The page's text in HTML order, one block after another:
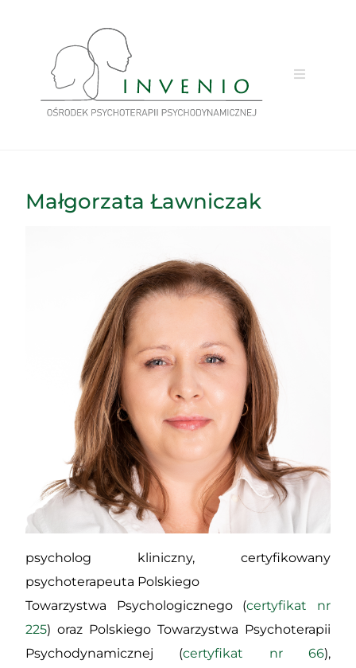
Małgorzata Ławniczak
psycholog kliniczny, certyfikowany
psychoterapeuta Polskiego
Towarzystwa Psychologicznego (certyfikat nr
225) oraz Polskiego Towarzystwa Psychoterapii
Psychodynamicznej (certyfikat nr 66),